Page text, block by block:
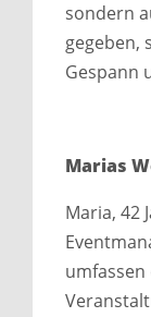
sondern
gegeben,
Gespann
Marias
Maria, 42